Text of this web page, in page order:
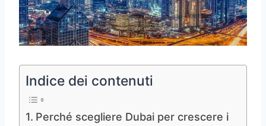
Indice dei contenuti
Perché scegliere Dubai per crescere i